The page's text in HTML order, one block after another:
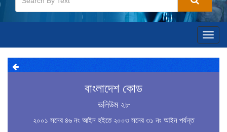
বাংলাদেশ কোড
ভলিউম ২৮
২০০১ সনের ৪৬ নং আইন হইতে ২০০৩ সনের ৩১ নং আইন পর্যন্ত